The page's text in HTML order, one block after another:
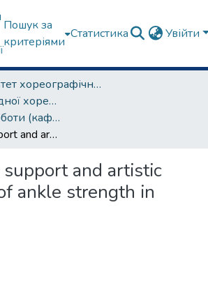
Пошук за
критеріями
Статистика Увійти
Факультет хореографічного мистецтва
Кафедра народної хореографії та теорії танцю
магістерські роботи (кафедра народної хореографії та теорії танцю)
On the core support and artistic expression of ankle strength in Latin dance
and artistic
ankle strength in